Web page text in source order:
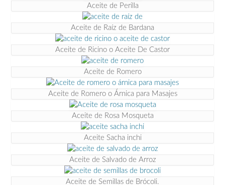
Aceite de Perilla
Aceite de Raíz de Bardana
Aceite de Ricino o Aceite De Castor
Aceite de Romero
Aceite de Romero o Árnica para Masajes
Aceite de Rosa Mosqueta
Aceite Sacha inchi
Aceite de Salvado de Arroz
Aceite de Semillas de Brócoli.